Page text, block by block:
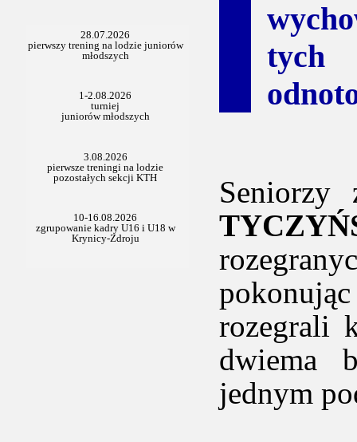
tych
rozegrali
dwiema
jednym